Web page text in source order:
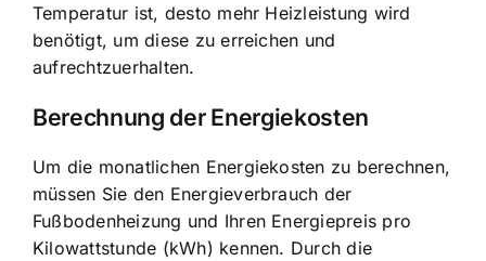
Temperatur ist, desto mehr Heizleistung wird
benötigt, um diese zu erreichen und
aufrechtzuerhalten.
Berechnung der Energiekosten
Um die monatlichen Energiekosten zu berechnen,
müssen Sie den Energieverbrauch der
Fußbodenheizung und Ihren Energiepreis pro
Kilowattstunde (kWh) kennen. Durch die